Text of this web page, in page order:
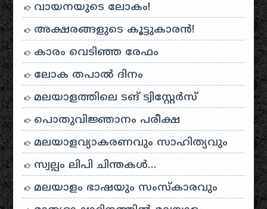
വായനയുടെ ലോകം!
അക്ഷരങ്ങളുടെ കൂട്ടുകാരൻ!
കാരം വെടിഞ്ഞ രേഫം
ലോക തപാൽ ദിനം
മലയാളത്തിലെ ടങ് ട്വിസ്റ്റേർസ്
പൊതുവിജ്ഞാനം പരീക്ഷ
മലയാളവ്യാകരണവും സാഹിത്യവും
സ്വല്പം ലിപി ചിന്തകൾ…
മലയാളം ഭാഷയും സംസ്കാരവും